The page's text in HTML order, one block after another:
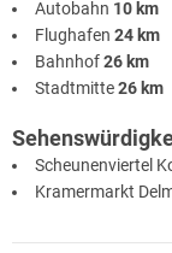
Autobahn 10 km
Flughafen 24 km
Bahnhof26 km
Stadtmitte26 km
Scheunenviertel
Kramermarkt